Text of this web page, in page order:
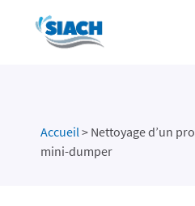
Accueil> Nettoyage d’un
mini-dumper